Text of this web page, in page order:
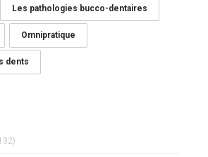
Les pathologies bucco-dentaires
Omnipratique
dents